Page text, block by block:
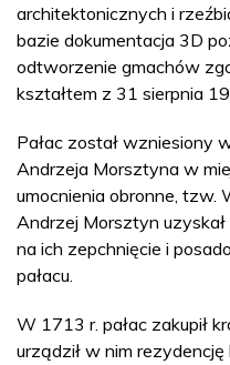
architektonicznych i
bazie dokumentacja 3D
odtworzenie gmachów
kształtem z 31 sierpnia
Pałac został wzniesiony
Andrzeja Morsztyna w
umocnienia obronne, tzw.
Andrzej Morsztyn
na ich zepchnięcie i
pałacu.
W 1713 r. pałac zakupił
urządził w nim